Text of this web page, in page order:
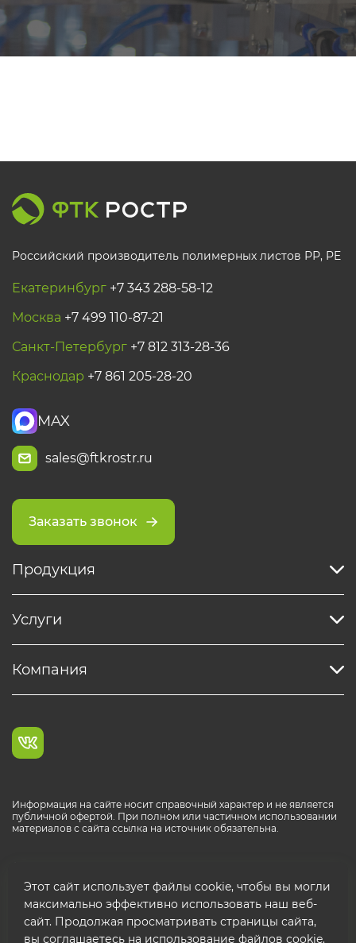
Российский производитель полимерных листов РР, PE
Екатеринбург +7 343 288-58-12
Москва +7 499 110-87-21
Санкт-Петербург +7 812 313-28-36
Краснодар +7 861 205-28-20
MAX
sales@ftkrostr.ru
Заказать звонок
Продукция
Услуги
Компания
Информация на сайте носит справочный характер и не является
публичной офертой. При полном или частичном использовании
материалов с сайта ссылка на источник обязательна.
Этот сайт использует файлы cookie, чтобы вы могли
максимально эффективно использовать наш веб-
сайт. Продолжая просматривать страницы сайта,
вы соглашаетесь на использование файлов cookie.